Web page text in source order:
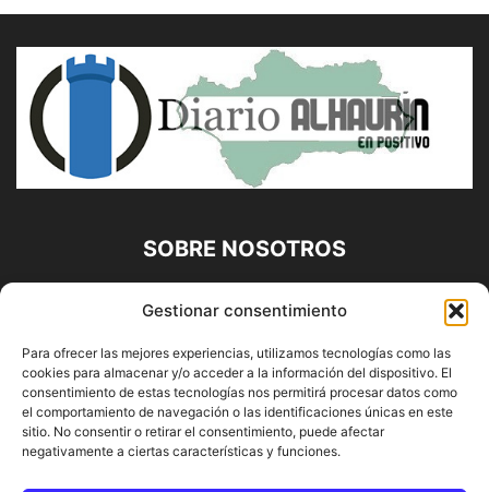
Gestionar consentimiento
Para ofrecer las mejores experiencias, utilizamos tecnologías como las
cookies para almacenar y/o acceder a la información del dispositivo. El
consentimiento de estas tecnologías nos permitirá procesar datos como
el comportamiento de navegación o las identificaciones únicas en este
sitio. No consentir o retirar el consentimiento, puede afectar
negativamente a ciertas características y funciones.
SOBRE NOSOTROS
Diario Alhaurín (www.alhaurindelatorre.com) Propiedad de
Francisco E. López López | 639 95 71 95 | Noticias de
Alhaurín de la Torre, Málaga y Provincia|
Contáctanos:info@alhaurindelatorre.com
SÍGUENOS